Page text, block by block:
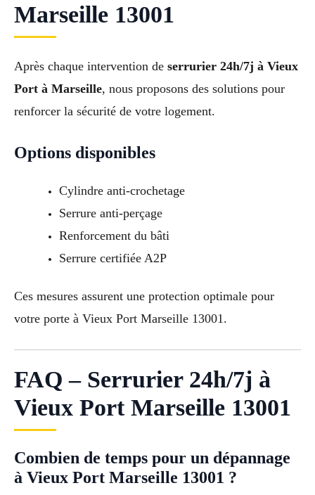
Marseille 13001
Après chaque intervention de serrurier 24h/7j à Vieux
Port à Marseille, nous proposons des solutions pour
renforcer la sécurité de votre logement.
Options disponibles
Cylindre anti-crochetage
Serrure anti-perçage
Renforcement du bâti
Serrure certifiée A2P
Ces mesures assurent une protection optimale pour
votre porte à Vieux Port Marseille 13001.
FAQ – Serrurier 24h/7j à
Vieux Port Marseille 13001
Combien de temps pour un dépannage
à Vieux Port Marseille 13001 ?